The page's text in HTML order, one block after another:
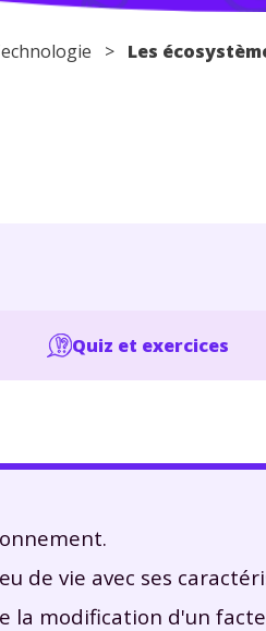
> Les
Quiz et exercices
de vie avec ses
la modification d'un